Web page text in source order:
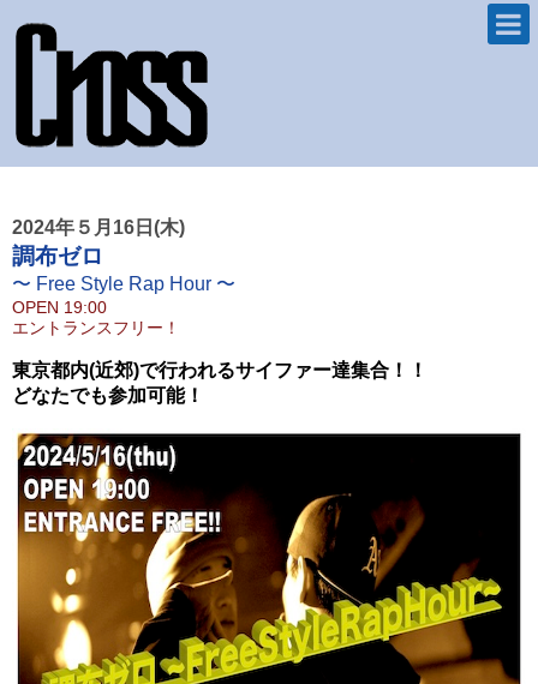
2024年５月16日(木)
調布ゼロ
〜 Free Style Rap Hour 〜
OPEN 19:00
エントランスフリー！
東京都内(近郊)で行われるサイファー達集合！！
どなたでも参加可能！